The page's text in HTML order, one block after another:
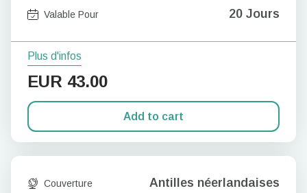
Valable Pour 20 Jours
Plus d'infos
EUR 43.00
Add to cart
Couverture Antilles néerlandaises